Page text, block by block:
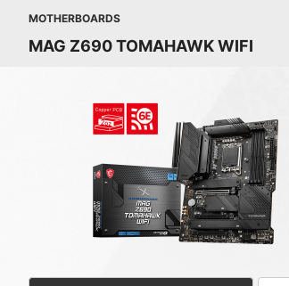
MOTHERBOARDS
MAG Z690 TOMAHAWK WIFI